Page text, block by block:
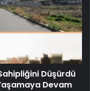
Düşürdü
Devam